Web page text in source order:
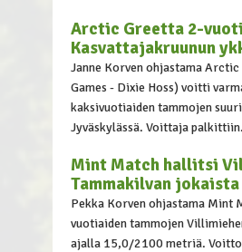
Arctic Greetta 2-
Kasvattajakruunun
Janne Korven ohjastama
Games - Dixie Hoss) voitti
kaksivuotiaiden tammojen
Jyväskylässä. Voittaja
Mint Match hallitsi
Tammakilvan
Pekka Korven ohjastama Mint
vuotiaiden tammojen
ajalla 15,0/2100 metriä.